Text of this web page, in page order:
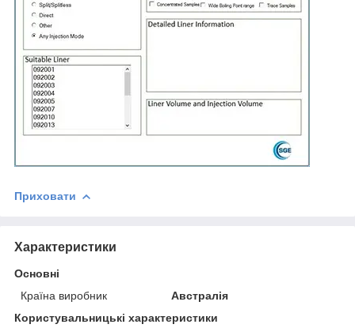
Приховати
Характеристики
Основні
Країна виробник
Австралія
Користувальницькі характеристики